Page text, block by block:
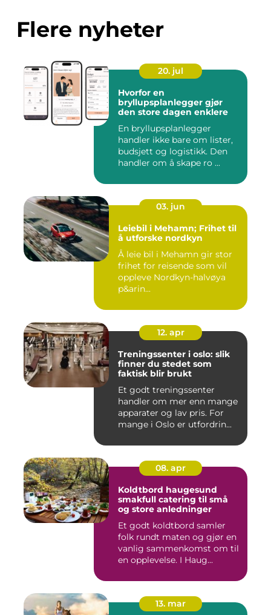
Flere nyheter
20. jul
Hvorfor en
bryllupsplanlegger gjør
den store dagen enklere
En bryllupsplanlegger
handler ikke bare om lister,
budsjett og logistikk. Den
handler om å skape ro ...
03. jun
Leiebil i Mehamn; Frihet til
å utforske nordkyn
Å leie bil i Mehamn gir stor
frihet for reisende som vil
oppleve Nordkyn-halvøya
p&arin...
12. apr
Treningssenter i oslo: slik
finner du stedet som
faktisk blir brukt
Et godt treningssenter
handler om mer enn mange
apparater og lav pris. For
mange i Oslo er utfordrin...
08. apr
Koldtbord haugesund
smakfull catering til små
og store anledninger
Et godt koldtbord samler
folk rundt maten og gjør en
vanlig sammenkomst om til
en opplevelse. I Haug...
13. mar